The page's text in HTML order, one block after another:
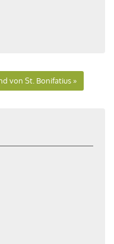
von St. Bonifatius